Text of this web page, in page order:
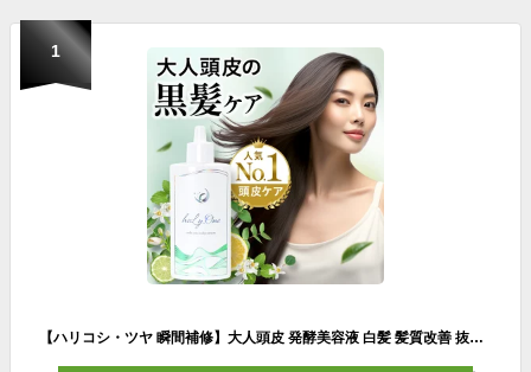
1
【ハリコシ・ツヤ 瞬間補修】大人頭皮 発酵美容液 白髪 髪質改善 抜け毛 予防 頭皮 エイジングケア 育毛 頭皮ローション 頭皮ケア スカルプケア 染めない 白髪ケア うねり 黒髪ケア 白髪対策 頭皮用美容液 頭皮化粧水 頭皮の化粧水 頭皮美容液 オーガニック｜ホーリーワン